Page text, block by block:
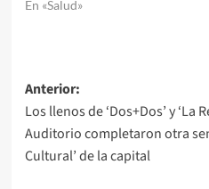
En «Salud»
Navegación
de
entradas
Anterior:
Los llenos de ‘Dos+Dos’ y ‘La
Auditorio completaron otra
Cultural’ de la capital